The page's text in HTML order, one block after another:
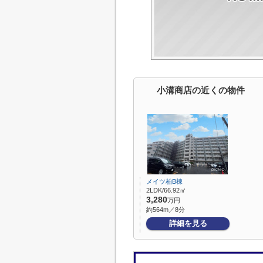
小溝商店の近くの物件
メイツ柏B棟
2LDK/66.92㎡
3,280万円
約564m／8分
詳細を見る